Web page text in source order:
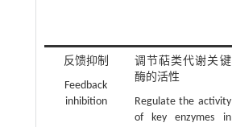
反馈抑制
Feedback
inhibition
调节萜类代谢关键
酶的活性
Regulate the activity
of key enzymes in